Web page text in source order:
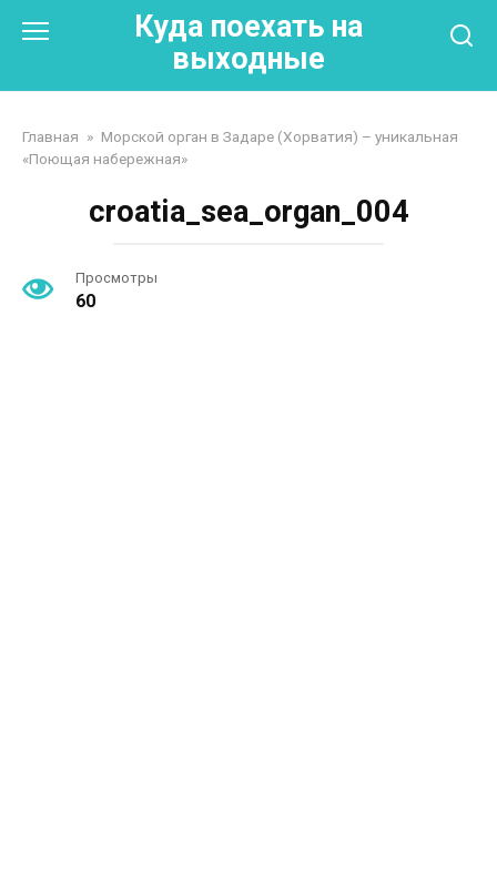
Куда поехать на
выходные
Главная » Морской орган в Задаре (Хорватия) – уникальная
«Поющая набережная»
croatia_sea_organ_004
Просмотры
60